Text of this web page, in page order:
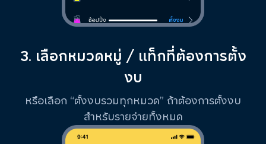
3. เลือกหมวดหมู่ / แท็กที่ต้องการตั้ง
งบ
หรือเลือก “ตั้งงบรวมทุกหมวด” ถ้าต้องการตั้งงบ
สำหรับรายจ่ายทั้งหมด